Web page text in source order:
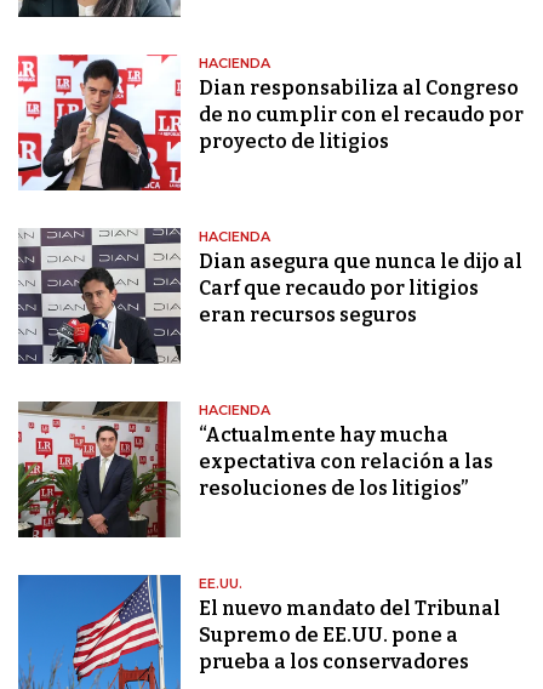
HACIENDA
Dian responsabiliza al Congreso
de no cumplir con el recaudo por
proyecto de litigios
HACIENDA
Dian asegura que nunca le dijo al
Carf que recaudo por litigios
eran recursos seguros
HACIENDA
“Actualmente hay mucha
expectativa con relación a las
resoluciones de los litigios”
EE.UU.
El nuevo mandato del Tribunal
Supremo de EE.UU. pone a
prueba a los conservadores